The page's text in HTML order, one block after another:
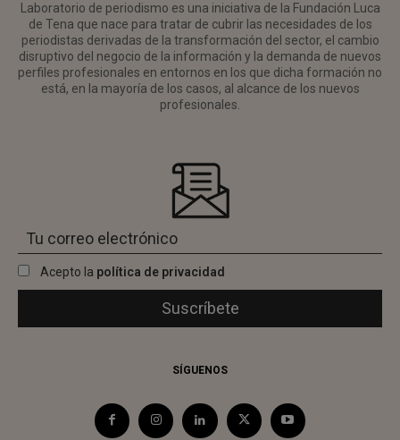
Laboratorio de periodismo es una iniciativa de la Fundación Luca
de Tena que nace para tratar de cubrir las necesidades de los
periodistas derivadas de la transformación del sector, el cambio
disruptivo del negocio de la información y la demanda de nuevos
perfiles profesionales en entornos en los que dicha formación no
está, en la mayoría de los casos, al alcance de los nuevos
profesionales.
Acepto la política de privacidad
SÍGUENOS